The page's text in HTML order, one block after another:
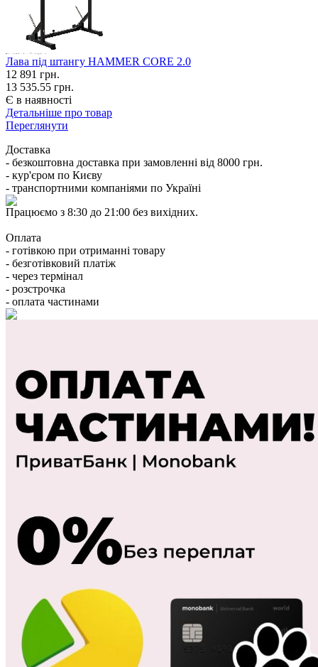
Лава під штангу HAMMER CORE 2.0
12 891 грн.
13 535.55 грн.
Є в наявності
Детальніше про товар
Переглянути
Доставка
- безкоштовна доставка при замовленні від 8000 грн.
- кур'єром по Києву
- транспортними компаніями по Україні
Працюємо з 8:30 до 21:00 без вихідних.
Оплата
- готівкою при отриманні товару
- безготівковий платіж
- через термінал
- розстрочка
- оплата частинами